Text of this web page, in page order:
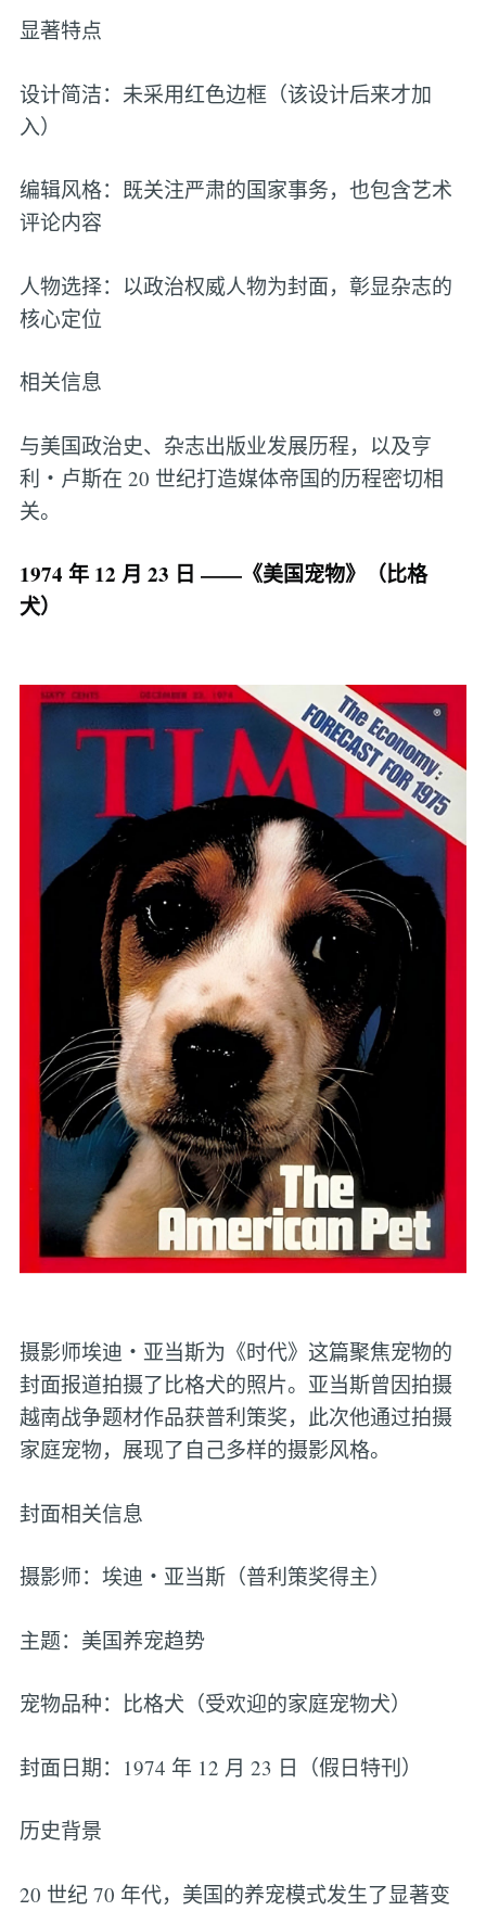
显著特点
设计简洁：未采用红色边框（该设计后来才加
入）
编辑风格：既关注严肃的国家事务，也包含艺术
评论内容
人物选择：以政治权威人物为封面，彰显杂志的
核心定位
相关信息
与美国政治史、杂志出版业发展历程，以及亨
利・卢斯在 20 世纪打造媒体帝国的历程密切相
关。
1974 年 12 月 23 日 ——《美国宠物》（比格
犬）
摄影师埃迪・亚当斯为《时代》这篇聚焦宠物的
封面报道拍摄了比格犬的照片。亚当斯曾因拍摄
越南战争题材作品获普利策奖，此次他通过拍摄
家庭宠物，展现了自己多样的摄影风格。
封面相关信息
摄影师：埃迪・亚当斯（普利策奖得主）
主题：美国养宠趋势
宠物品种：比格犬（受欢迎的家庭宠物犬）
封面日期：1974 年 12 月 23 日（假日特刊）
历史背景
20 世纪 70 年代，美国的养宠模式发生了显著变